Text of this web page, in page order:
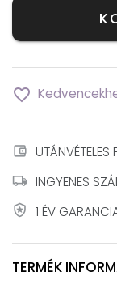
favorite_border
account_balance_wallet UTÁNVÉTELES
local_shipping INGYENES
local_police 1 ÉV
TERMÉK